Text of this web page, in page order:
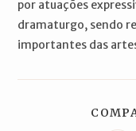
por atuações
dramaturgo, sendo
importantes das